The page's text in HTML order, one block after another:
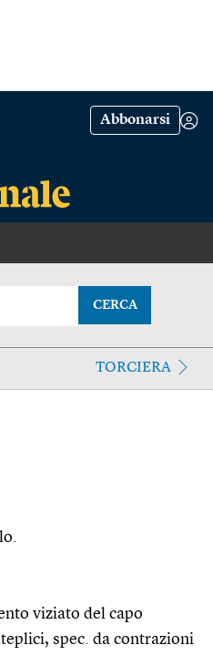
Abbonarsi
CERCA
TORCIERA
viziato del capo
spec. da contrazioni